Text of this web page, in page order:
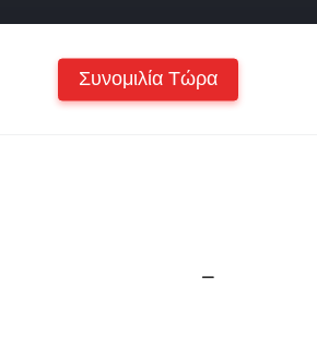
Συνομιλία Τώρα